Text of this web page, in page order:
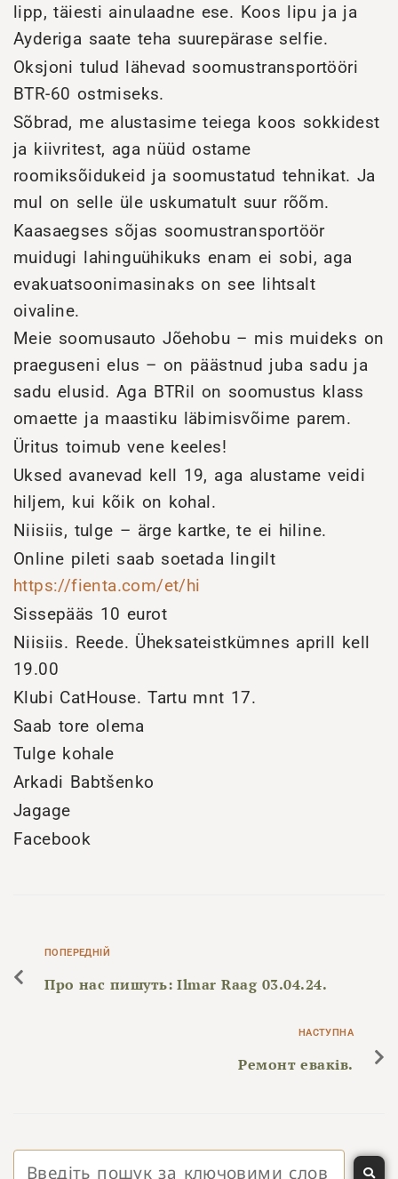
lipp, täiesti ainulaadne ese. Koos lipu ja ja
Ayderiga saate teha suurepärase selfie.
Oksjoni tulud lähevad soomustransportööri
BTR-60 ostmiseks.
Sõbrad, me alustasime teiega koos sokkidest
ja kiivritest, aga nüüd ostame
roomiksõidukeid ja soomustatud tehnikat. Ja
mul on selle üle uskumatult suur rõõm.
Kaasaegses sõjas soomustransportöör
muidugi lahinguühikuks enam ei sobi, aga
evakuatsoonimasinaks on see lihtsalt
oivaline.
Meie soomusauto Jõehobu – mis muideks on
praeguseni elus – on päästnud juba sadu ja
sadu elusid. Aga BTRil on soomustus klass
omaette ja maastiku läbimisvõime parem.
Üritus toimub vene keeles!
Uksed avanevad kell 19, aga alustame veidi
hiljem, kui kõik on kohal.
Niisiis, tulge – ärge kartke, te ei hiline.
Online pileti saab soetada lingilt
https://fienta.com/et/hi
Sissepääs 10 eurot
Niisiis. Reede. Üheksateistkümnes aprill kell
19.00
Klubi CatHouse. Tartu mnt 17.
Saab tore olema
Tulge kohale
Arkadi Babtšenko
Jagage
Facebook
ПОПЕРЕДНІЙ
Про нас пишуть: Ilmar Raag 03.04.24.
НАСТУПНА
Ремонт еваків.